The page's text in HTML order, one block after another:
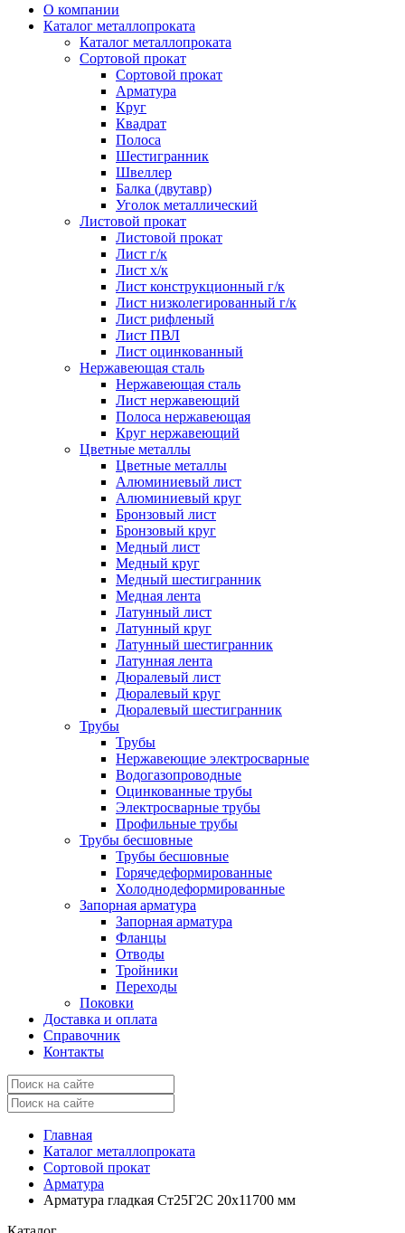
О компании
Каталог металлопроката
Каталог металлопроката
Сортовой прокат
Сортовой прокат
Арматура
Круг
Квадрат
Полоса
Шестигранник
Швеллер
Балка (двутавр)
Уголок металлический
Листовой прокат
Листовой прокат
Лист г/к
Лист х/к
Лист конструкционный г/к
Лист низколегированный г/к
Лист рифленый
Лист ПВЛ
Лист оцинкованный
Нержавеющая сталь
Нержавеющая сталь
Лист нержавеющий
Полоса нержавеющая
Круг нержавеющий
Цветные металлы
Цветные металлы
Алюминиевый лист
Алюминиевый круг
Бронзовый лист
Бронзовый круг
Медный лист
Медный круг
Медный шестигранник
Медная лента
Латунный лист
Латунный круг
Латунный шестигранник
Латунная лента
Дюралевый лист
Дюралевый круг
Дюралевый шестигранник
Трубы
Трубы
Нержавеющие электросварные
Водогазопроводные
Оцинкованные трубы
Электросварные трубы
Профильные трубы
Трубы бесшовные
Трубы бесшовные
Горячедеформированные
Холоднодеформированные
Запорная арматура
Запорная арматура
Фланцы
Отводы
Тройники
Переходы
Поковки
Доставка и оплата
Справочник
Контакты
Главная
Каталог металлопроката
Сортовой прокат
Арматура
Арматура гладкая Ст25Г2С 20x11700 мм